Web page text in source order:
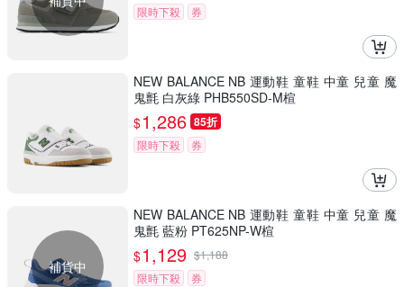
限時下殺 券
NEW BALANCE NB 運動鞋 童鞋 中童 兒童 魔
鬼氈 白灰綠 PHB550SD-M楦
$1,286 85折
限時下殺 券
補貨中
NEW BALANCE NB 運動鞋 童鞋 中童 兒童 魔
鬼氈 藍粉 PT625NP-W楦
$1,129 $1,188
限時下殺
券